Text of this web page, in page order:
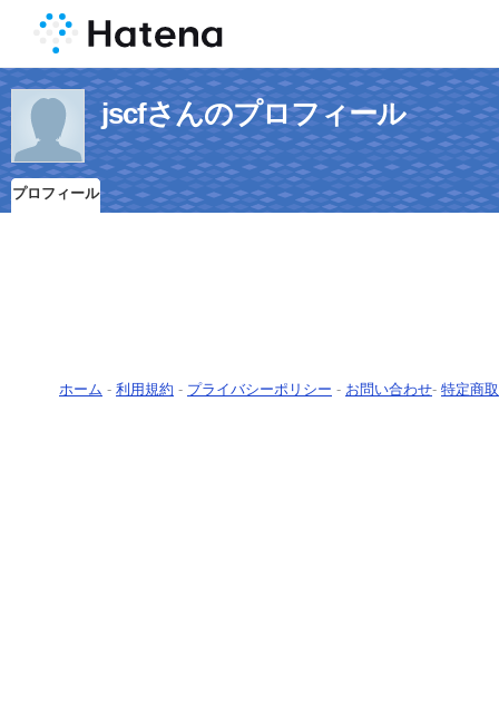
jscfさんのプロフィール
プロフィール
ホーム - 利用規約 - プライバシーポリシー - お問い合わせ- 特定商